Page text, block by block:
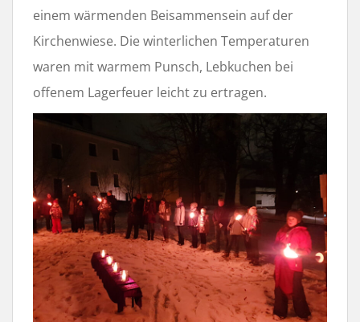
einem wärmenden Beisammensein auf der
Kirchenwiese. Die winterlichen Temperaturen
waren mit warmem Punsch, Lebkuchen bei
offenem Lagerfeuer leicht zu ertragen.